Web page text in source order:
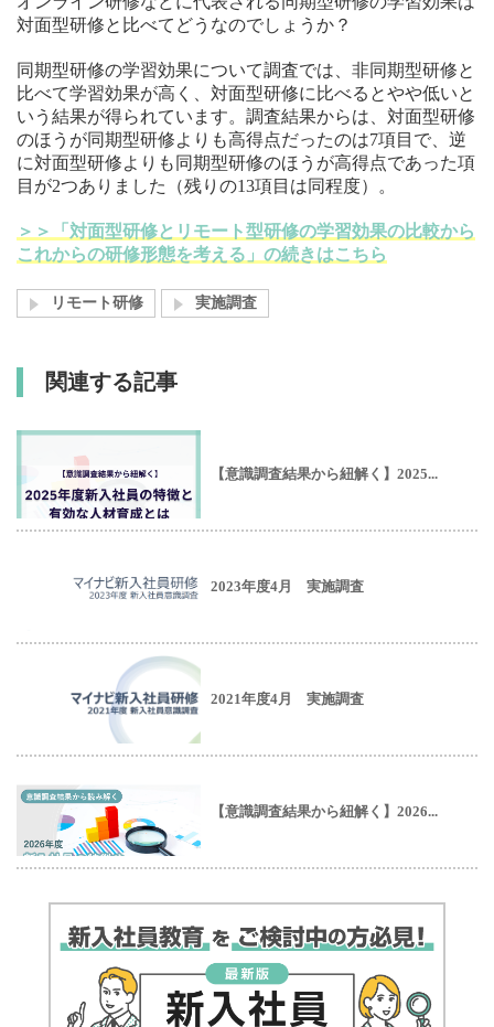
対面型研修と比べてどうなのでしょうか？
同期型研修の学習効果について調査では、非同期型研修と
比べて学習効果が高く、対面型研修に比べるとやや低いと
いう結果が得られています。調査結果からは、対面型研修
のほうが同期型研修よりも高得点だったのは7項目で、逆
に対面型研修よりも同期型研修のほうが高得点であった項
目が2つありました（残りの13項目は同程度）。
＞＞「対面型研修とリモート型研修の学習効果の比較から
これからの研修形態を考える」の続きはこちら
リモート研修 実施調査
関連する記事
【意識調査結果から紐解く】2025...
2023年度4月 実施調査
2021年度4月 実施調査
【意識調査結果から紐解く】2026...